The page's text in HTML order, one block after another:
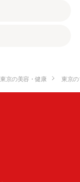
東京の美容・健康 東京